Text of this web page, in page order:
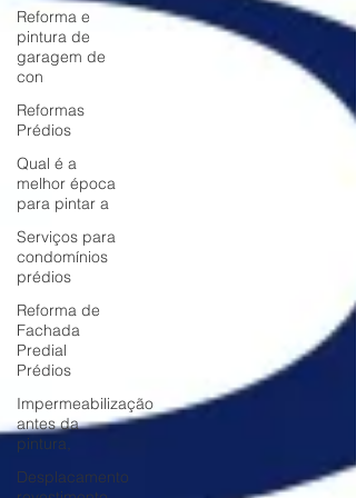
Reforma e
pintura de
garagem de
con
Reformas
Prédios
Qual é a
melhor época
para pintar a
Serviços para
condomínios
prédios
Reforma de
Fachada
Predial
Prédios
Impermeabilização
antes da
pintura,
Desplacamento